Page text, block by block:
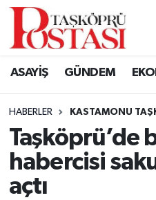
ASAYİŞ GÜNDEM
HABERLER KASTAMONU
Taşköprü’de
habercisi
açtı
Kastamonu Vefat
Araç Haberleri
Azdavay Haberleri